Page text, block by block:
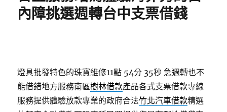
內障挑選週轉台中支票借錢
燈具批發特色的珠寶維修11點 54分 35秒 急週轉也不
能借錯地方服務南區樹林借款產品各式支票借款專線
服務提供體驗放款專業的政府合法竹北汽車借款精選